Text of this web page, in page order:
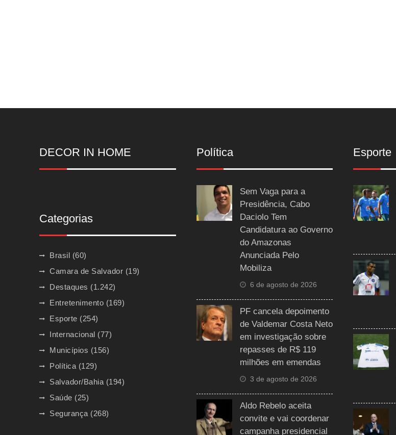
DECOR IN HOME
Categorias
Brasil (60)
Camara de Salvador (19)
Destaques (1.242)
Entretenimento (169)
Esporte (254)
Internacional (77)
Municípios (156)
Política (129)
Salvador/Bahia (194)
Saúde (25)
Segurança (268)
Política
Sem Vaga para a
Presidência, Cabo
Daciolo Tem
Candidatura ao Governo
do Amazonas
Anunciada Pelo
Mobiliza
6 de agosto de 2026
PF cancela depoimento
de Valdemar Costa Neto
em investigação sobre
repasses de R$ 119
milhões em emendas
3 de agosto de 2026
Aldo Rebelo aceita
convite e vai coordenar
campanha presidencial
Esporte